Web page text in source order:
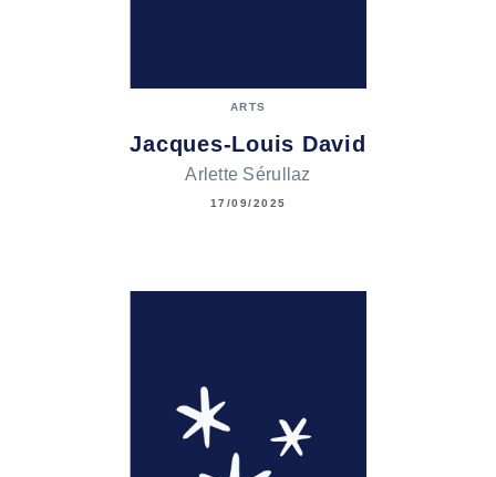
ARTS
Jacques-Louis David
Arlette Sérullaz
17/09/2025